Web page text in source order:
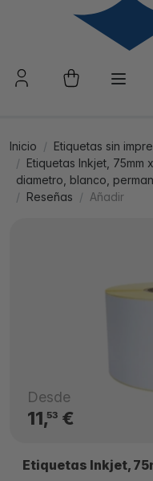
Inicio Etiquetas sin
Etiquetas Inkjet, 75mm
diametro, blanco,
Reseñas
Añadir
Desde
11,53€
Etiquetas Inkjet,